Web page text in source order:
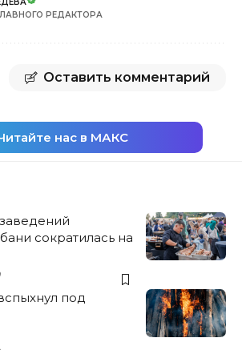
РЕДАКТОРА
Оставить комментарий
нас в МАКС
сократилась на
под